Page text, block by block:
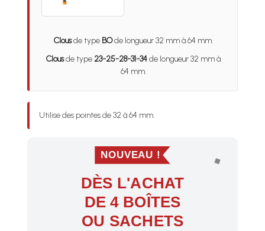
Clousde type BOde longueur 32 mm à 64 mm.
Clousde type 23-25-28-31-34de longueur 32 mm à
64 mm.
Utilise des pointes de 32 à 64 mm.
NOUVEAU !
DÈS L'ACHAT
DE 4 BOÎTES
OU SACHETS